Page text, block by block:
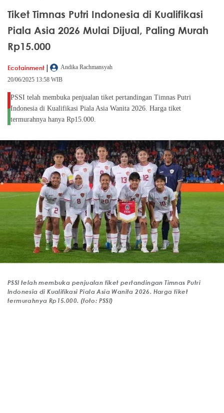
Tiket Timnas Putri Indonesia di Kualifikasi
Piala Asia 2026 Mulai Dijual, Paling Murah
Rp15.000
Ecotainment |
Andika Rachmansyah
20/06/2025 13:58 WIB
PSSI telah membuka penjualan tiket pertandingan Timnas Putri
Indonesia di Kualifikasi Piala Asia Wanita 2026. Harga tiket
termurahnya hanya Rp15.000.
PSSI telah membuka penjualan tiket pertandingan Timnas Putri
Indonesia di Kualifikasi Piala Asia Wanita 2026. Harga tiket
termurahnya Rp15.000. (foto: PSSI)